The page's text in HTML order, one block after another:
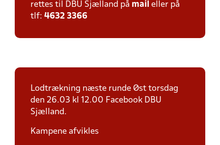
rettes til DBU Sjælland på mail eller på
tlf: 4632 3366
Lodtrækning næste runde Øst torsdag
den 26.03 kl 12.00 Facebook DBU
Sjælland.
Kampene afvikles